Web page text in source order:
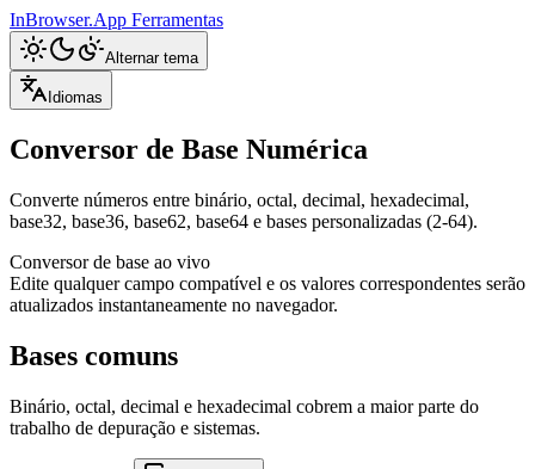
InBrowser.App Ferramentas
Alternar tema
Idiomas
Conversor de Base Numérica
Converte números entre binário, octal, decimal, hexadecimal,
base32, base36, base62, base64 e bases personalizadas (2-64).
Conversor de base ao vivo
Edite qualquer campo compatível e os valores correspondentes serão
atualizados instantaneamente no navegador.
Bases comuns
Binário, octal, decimal e hexadecimal cobrem a maior parte do
trabalho de depuração e sistemas.